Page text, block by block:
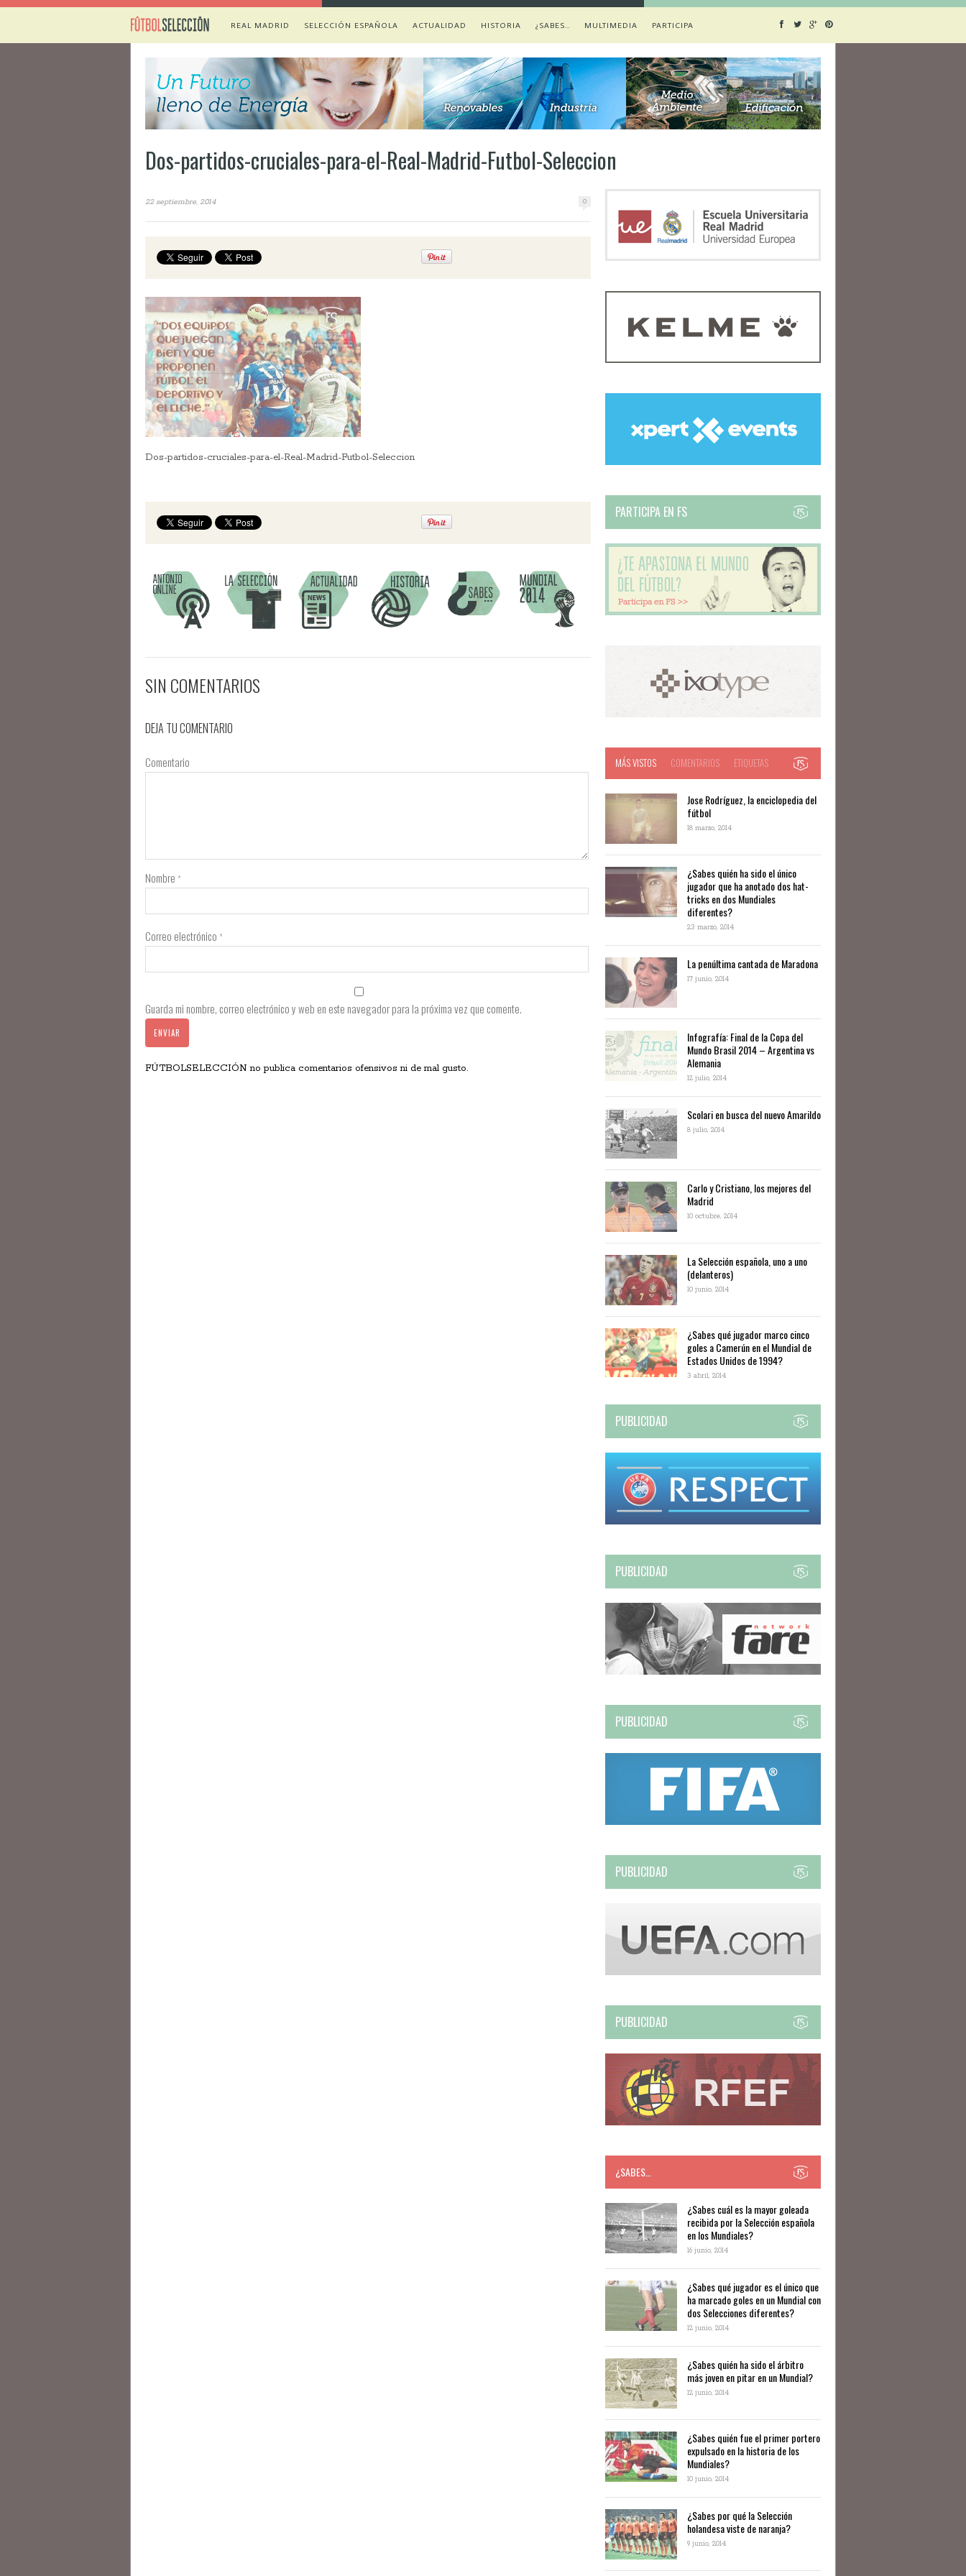
REAL MADRID SELECCIÓN ESPAÑOLA ACTUALIDAD HISTORIA ¿SABES… MULTIMEDIA PARTICIPA
Dos-partidos-cruciales-para-el-Real-Madrid-Futbol-Seleccion
22 septiembre, 2014 0
Dos-partidos-cruciales-para-el-Real-Madrid-Futbol-Seleccion
SIN COMENTARIOS
DEJA TU COMENTARIO
Comentario
Nombre *
Correo electrónico *
Guarda mi nombre, correo electrónico y web en este navegador para la próxima vez que comente.
FÚTBOLSELECCIÓN no publica comentarios ofensivos ni de mal gusto.
PARTICIPA EN FS
MÁS VISTOS COMENTARIOS ETIQUETAS
Jose Rodríguez, la enciclopedia del
fútbol
18 marzo, 2014
¿Sabes quién ha sido el único
jugador que ha anotado dos hat-
tricks en dos Mundiales
diferentes?
23 marzo, 2014
La penúltima cantada de Maradona
17 junio, 2014
Infografía: Final de la Copa del
Mundo Brasil 2014 – Argentina vs
Alemania
12 julio, 2014
Scolari en busca del nuevo Amarildo
8 julio, 2014
Carlo y Cristiano, los mejores del
Madrid
10 octubre, 2014
La Selección española, uno a uno
(delanteros)
10 junio, 2014
¿Sabes qué jugador marco cinco
goles a Camerún en el Mundial de
Estados Unidos de 1994?
3 abril, 2014
PUBLICIDAD
PUBLICIDAD
PUBLICIDAD
PUBLICIDAD
PUBLICIDAD
¿SABES…
​​¿Sabes cuál es la mayor goleada
recibida por la Selección española
en los Mundiales?
16 junio, 2014
¿Sabes qué jugador es el único que
ha marcado goles en un Mundial con
dos Selecciones diferentes?
12 junio, 2014
¿Sabes quién ha sido el árbitro
más joven en pitar en un Mundial?
12 junio, 2014
¿Sabes quién fue el primer portero
expulsado en la historia de los
Mundiales?
10 junio, 2014
​¿Sabes por qué la Selección
holandesa viste de naranja?
9 junio, 2014